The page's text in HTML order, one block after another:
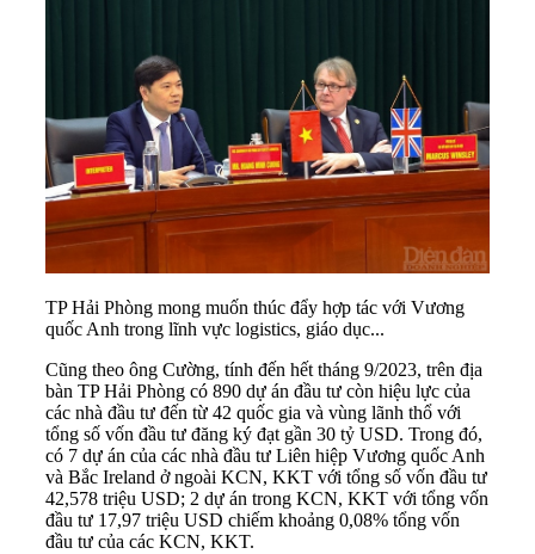
TP Hải Phòng mong muốn thúc đẩy hợp tác với Vương
quốc Anh trong lĩnh vực logistics, giáo dục...
Cũng theo ông Cường, tính đến hết tháng 9/2023, trên địa
bàn TP Hải Phòng có 890 dự án đầu tư còn hiệu lực của
các nhà đầu tư đến từ 42 quốc gia và vùng lãnh thổ với
tổng số vốn đầu tư đăng ký đạt gần 30 tỷ USD. Trong đó,
có 7 dự án của các nhà đầu tư Liên hiệp Vương quốc Anh
và Bắc Ireland ở ngoài KCN, KKT với tổng số vốn đầu tư
42,578 triệu USD; 2 dự án trong KCN, KKT với tổng vốn
đầu tư 17,97 triệu USD chiếm khoảng 0,08% tổng vốn
đầu tư của các KCN, KKT.